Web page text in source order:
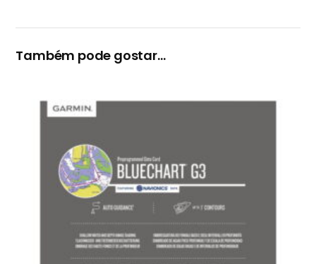
Também pode gostar…